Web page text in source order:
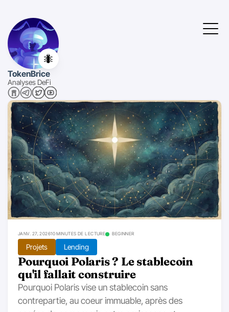
🐜
TokenBrice
Analyses DeFi
Projets Lending
JANV. 27, 202610 MINUTES DE LECTURE BEGINNER
Pourquoi Polaris ? Le stablecoin
qu'il fallait construire
Pourquoi Polaris vise un stablecoin sans
contrepartie, au coeur immuable, après des